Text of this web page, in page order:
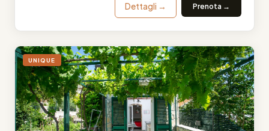
Dettagli → Prenota →
UNIQUE